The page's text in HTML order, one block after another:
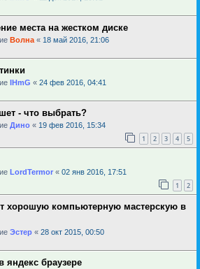
места на жестком диске
Волна « 18 май 2016, 21:06
IHmG « 24 фев 2016, 04:41
- что выбрать?
Дино « 19 фев 2016, 15:34
1 2 3 4 5
LordTermor « 02 янв 2016, 17:51
1 2
хорошую компьютерную мастерскую в
Эстер « 28 окт 2015, 00:50
яндекс браузере